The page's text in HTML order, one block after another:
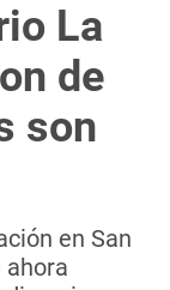
La
de
son
en San
ahora